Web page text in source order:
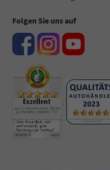
Folgen Sie uns auf